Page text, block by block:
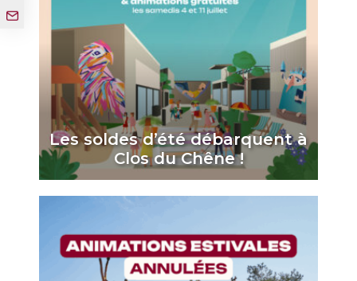
Les soldes d’été débarquent à
Clos du Chêne !